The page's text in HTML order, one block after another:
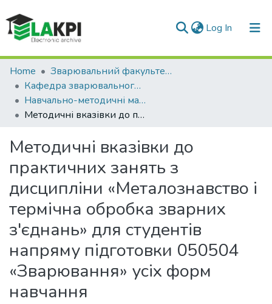
Log In (current)
Communities & Collections
All of DSpace
Statistics
Home
Зварювальний факультет (ЗФ)
Кафедра зварювального виробництва (ЗВ ЗФ)
Навчально-методичні матеріали (ЗВ ЗФ)
Методичні вказівки до практичних занять з дисципліни «Металознавство і термічна обробка зварних з'єднань» для студентів напряму підготовки 050504 «Зварювання» усіх форм навчання
Методичні вказівки до
практичних занять з
дисципліни «Металознавство і
термічна обробка зварних
з'єднань» для студентів
напряму підготовки 050504
«Зварювання» усіх форм
навчання